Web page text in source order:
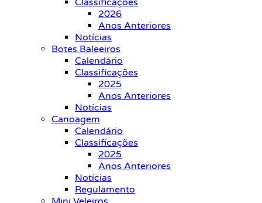
Classificações
2026
Anos Anteriores
Notícias
Botes Baleeiros
Calendário
Classificações
2025
Anos Anteriores
Notícias
Canoagem
Calendário
Classificações
2025
Anos Anteriores
Notícias
Regulamento